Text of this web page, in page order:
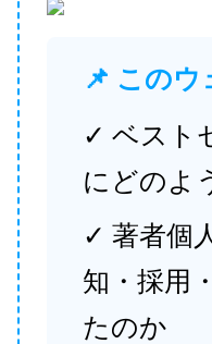
📌 この
✓ ベスト
にどのよ
✓ 著者個
知・採用
たのか